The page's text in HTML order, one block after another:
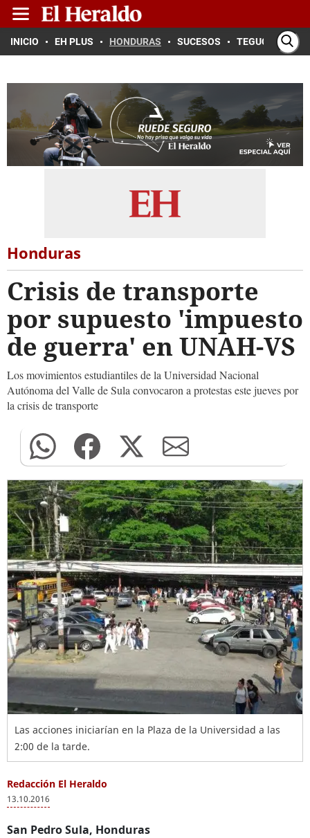
INICIO EH PLUS HONDURAS SUCESOS TEGUCIGALPA
Honduras
Crisis de transporte
por supuesto 'impuesto
de guerra' en UNAH-VS
Los movimientos estudiantiles de la Universidad Nacional
Autónoma del Valle de Sula convocaron a protestas este jueves por
la crisis de transporte
Las acciones iniciarían en la Plaza de la Universidad a las
2:00 de la tarde.
Redacción El Heraldo
13.10.2016
San Pedro Sula, Honduras